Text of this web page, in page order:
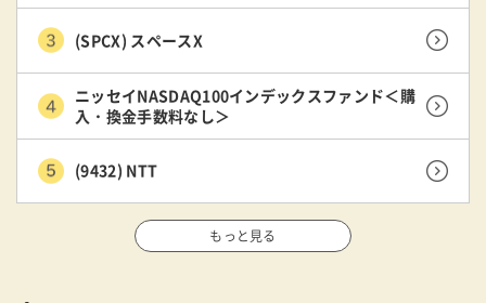
(SPCX) スペースX
ニッセイNASDAQ100インデックスファンド＜購
入・換金手数料なし＞
(9432) NTT
もっと見る